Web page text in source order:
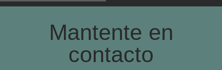
Mantente en
contacto